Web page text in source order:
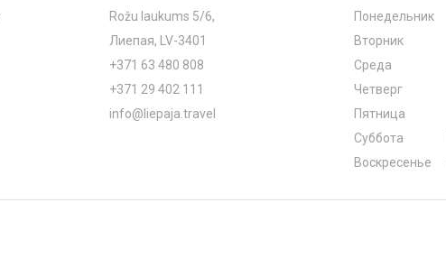
Rožu laukums 5/6,
Лиепая, LV-3401
+371 63 480 808
+371 29 402 111
info@liepaja.travel
Понедельник
Вторник
Среда
Четверг
Пятница
Суббота
Воскресенье